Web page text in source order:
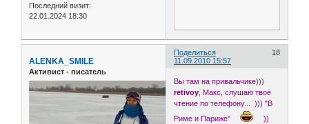
Последний визит:
22.01.2024 18:30
Поделиться
18
11.09.2010 15:57
ALENKA_SMILE
Активист - писатель
Вы там на привальчике)))
retivoy , Макс, слушаю твоё
чтение по телефону... ))) "В
Риме и Париже"
))